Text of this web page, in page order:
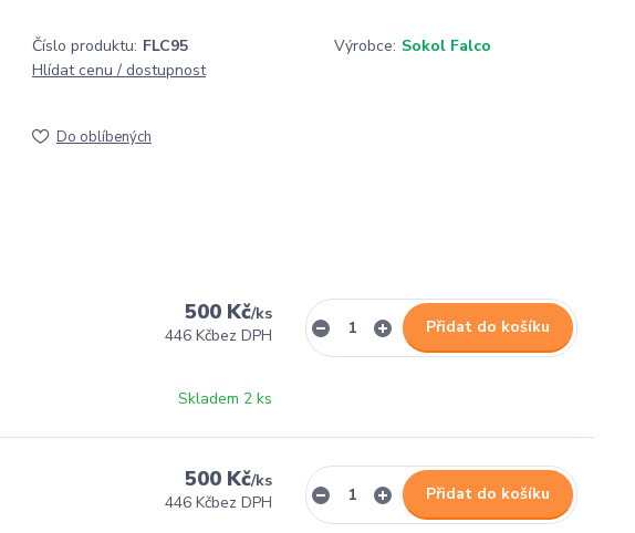
Číslo produktu: FLC95 Výrobce: Sokol Falco
Hlídat cenu / dostupnost
Do oblíbených
500 Kč/ks
446 Kčbez DPH
Skladem 2 ks
Přidat do košíku
500 Kč/ks
446 Kčbez DPH Přidat do košíku